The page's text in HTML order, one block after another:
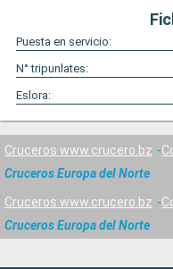
Puesta en servicio:
N° tripunlates:
Eslora:
Cruceros www.crucero.bz
Cruceros Europa del Norte
Cruceros www.crucero.bz
Cruceros Europa del Norte